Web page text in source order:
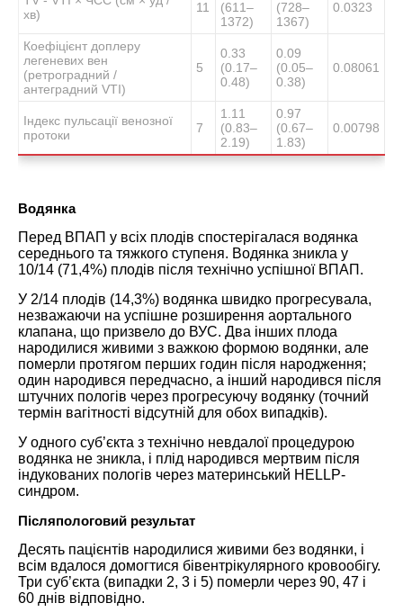
хв)
11
(611–
1372)
(728–
1367)
0.0323
Коефіцієнт доплеру
легеневих вен
(ретроградний /
антеградний VTI)
5
0.33
(0.17–
0.48)
0.09
(0.05–
0.38)
0.08061
Індекс пульсації венозної
протоки
7
1.11
(0.83–
2.19)
0.97
(0.67–
1.83)
0.00798
Водянка
Перед ВПАП у всіх плодів спостерігалася водянка
середнього та тяжкого ступеня. Водянка зникла у
10/14 (71,4%) плодів після технічно успішної ВПАП.
У 2/14 плодів (14,3%) водянка швидко прогресувала,
незважаючи на успішне розширення аортального
клапана, що призвело до ВУС. Два інших плода
народилися живими з важкою формою водянки, але
померли протягом перших годин після народження;
один народився передчасно, а інший народився після
штучних пологів через прогресуючу водянку (точний
термін вагітності відсутній для обох випадків).
У одного суб’єкта з технічно невдалої процедурою
водянка не зникла, і плід народився мертвим після
індукованих пологів через материнський HELLP-
синдром.
Післяпологовий результат
Десять пацієнтів народилися живими без водянки, і
всім вдалося домогтися бівентрікулярного кровообігу.
Три суб’єкта (випадки 2, 3 і 5) померли через 90, 47 і
60 днів відповідно.